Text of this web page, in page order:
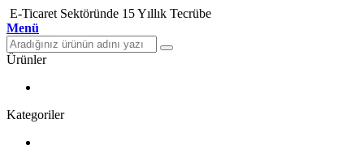
E-Ticaret Sektöründe 15 Yıllık Tecrübe
Menü
Ürünler
Kategoriler